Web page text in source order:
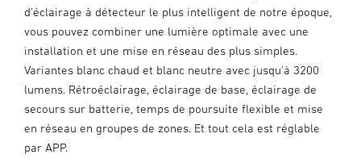
d'éclairage à détecteur le plus intelligent de notre époque,
vous pouvez combiner une lumière optimale avec une
installation et une mise en réseau des plus simples.
Variantes blanc chaud et blanc neutre avec jusqu'à 3200
lumens. Rétroéclairage, éclairage de base, éclairage de
secours sur batterie, temps de poursuite flexible et mise
en réseau en groupes de zones. Et tout cela est réglable
par APP.